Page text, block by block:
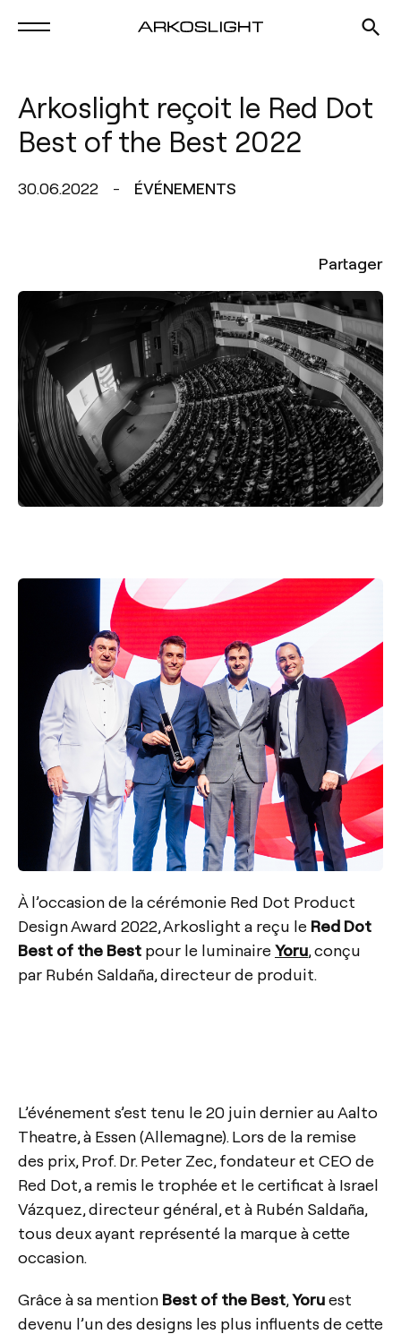
Arkoslight reçoit le Red Dot
Best of the Best 2022
30.06.2022 ÉVÉNEMENTS
Partager
À l’occasion de la cérémonie Red Dot Product
Design Award 2022, Arkoslight a reçu le Red Dot
Best of the Best pour le luminaireYoru , conçu
par Rubén Saldaña, directeur de produit.
L’événement s’est tenu le 20 juin dernier au Aalto
Theatre, à Essen (Allemagne). Lors de la remise
des prix, Prof. Dr. Peter Zec, fondateur et CEO de
Red Dot, a remis le trophée et le certificat à Israel
Vázquez, directeur général, et à Rubén Saldaña,
tous deux ayant représenté la marque à cette
occasion.
Grâce à sa mention Best of the Best Yoruest
devenu l’un des designs les plus influents de cette